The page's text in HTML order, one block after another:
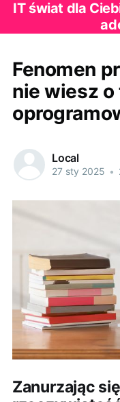
IT świat dla
Fenomen
nie wiesz
Local
27 sty 2025 •
Zanurzając